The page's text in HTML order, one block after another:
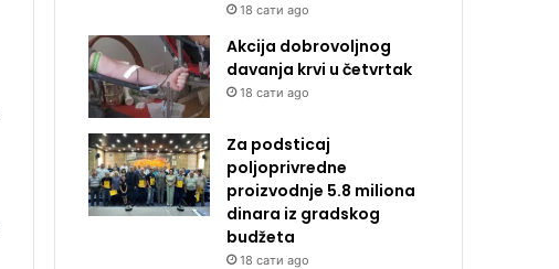
18 сати ago
Akcija dobrovoljnog
davanja krvi u četvrtak
18 сати ago
Za podsticaj
poljoprivredne
proizvodnje 5.8 miliona
dinara iz gradskog
budžeta
18 сати ago